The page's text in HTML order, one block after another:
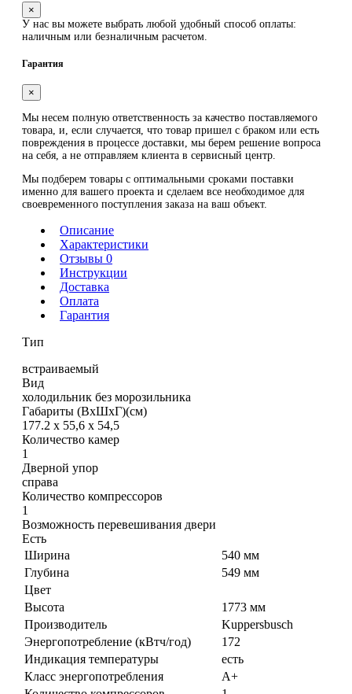
×
У нас вы можете выбрать любой удобный способ оплаты:
наличным или безналичным расчетом.
Гарантия
×
Мы несем полную ответственность за качество поставляемого
товара, и, если случается, что товар пришел с браком или есть
повреждения в процессе доставки, мы берем решение вопроса
на себя, а не отправляем клиента в сервисный центр.
Мы подберем товары с оптимальными сроками поставки
именно для вашего проекта и сделаем все необходимое для
своевременного поступления заказа на ваш объект.
Описание
Характеристики
Отзывы 0
Инструкции
Доставка
Оплата
Гарантия
Тип
встраиваемый
Вид
холодильник без морозильника
Габариты (ВхШхГ)(см)
177.2 х 55,6 х 54,5
Количество камер
1
Дверной упор
справа
Количество компрессоров
1
Возможность перевешивания двери
Есть
Ширина
540 мм
Глубина
549 мм
Цвет
Высота
1773 мм
Производитель
Kuppersbusch
Энергопотребление (кВтч/год)
172
Индикация температуры
есть
Класс энергопотребления
А+